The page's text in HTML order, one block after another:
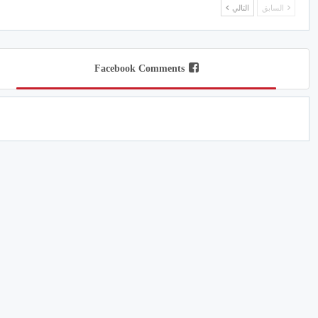
السابق التالي
Facebook Comments